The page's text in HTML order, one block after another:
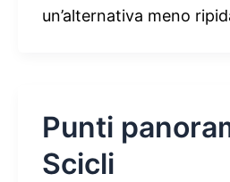
un’alternativa meno
Punti
Scicli